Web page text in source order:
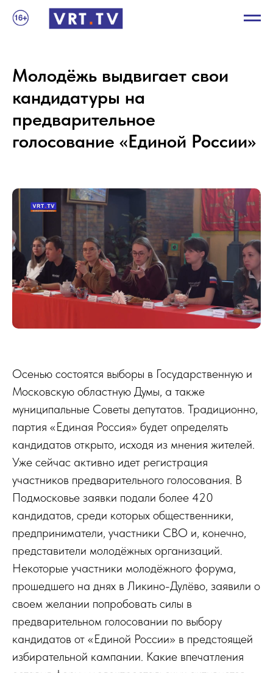
Молодёжь выдвигает свои
кандидатуры на
предварительное
голосование «Единой России»
Осенью состоятся выборы в Государственную и
Московскую областную Думы, а также
муниципальные Советы депутатов. Традиционно,
партия «Единая Россия» будет определять
кандидатов открыто, исходя из мнения жителей.
Уже сейчас активно идет регистрация
участников предварительного голосования. В
Подмосковье заявки подали более 420
кандидатов, среди которых общественники,
предприниматели, участники СВО и, конечно,
представители молодёжных организаций.
Некоторые участники молодёжного форума,
прошедшего на днях в Ликино-Дулёво, заявили о
своем желании попробовать силы в
предварительном голосовании по выбору
кандидатов от «Единой России» в предстоящей
избирательной кампании. Какие впечатления